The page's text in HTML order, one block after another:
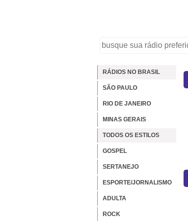
RÁDIOS NO BRASIL
SÃO PAULO
RIO DE JANEIRO
MINAS GERAIS
TODOS OS ESTILOS
GOSPEL
SERTANEJO
ESPORTE/JORNALISMO
ADULTA
ROCK